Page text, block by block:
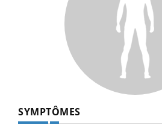
SYMPTÔMES